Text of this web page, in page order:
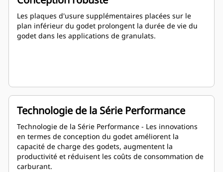
Les plaques d'usure supplémentaires placées sur le
plan inférieur du godet prolongent la durée de vie du
godet dans les applications de granulats.
Technologie de la Série Performance
Technologie de la Série Performance - Les innovations
en termes de conception du godet améliorent la
capacité de charge des godets, augmentent la
productivité et réduisent les coûts de consommation de
carburant.